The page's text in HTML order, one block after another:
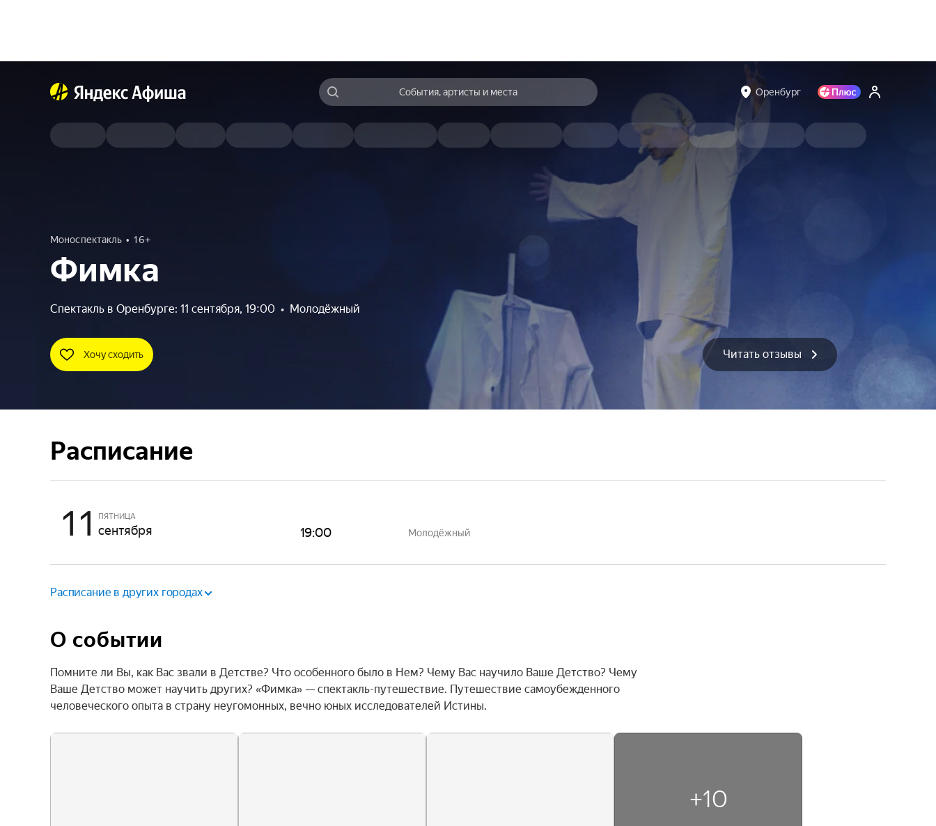
События, артисты и места Оренбург
Моноспектакль 16+
Фимка
Спектакль в Оренбурге: 11 сентября, 19:00 • Молодёжный
Хочу сходить Читать отзывы
Расписание
11 ПЯТНИЦА
сентября 19:00 Молодёжный
Расписание в других городах
О событии
Помните ли Вы, как Вас звали в Детстве? Что особенного было в Нем? Чему Вас научило Ваше Детство? Чему
Ваше Детство может научить других? «Фимка» — спектакль-путешествие. Путешествие самоубежденного
человеческого опыта в страну неугомонных, вечно юных исследователей Истины.
+10